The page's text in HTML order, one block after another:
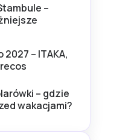
–
– ITAKA,
– gdzie
wakacjami?